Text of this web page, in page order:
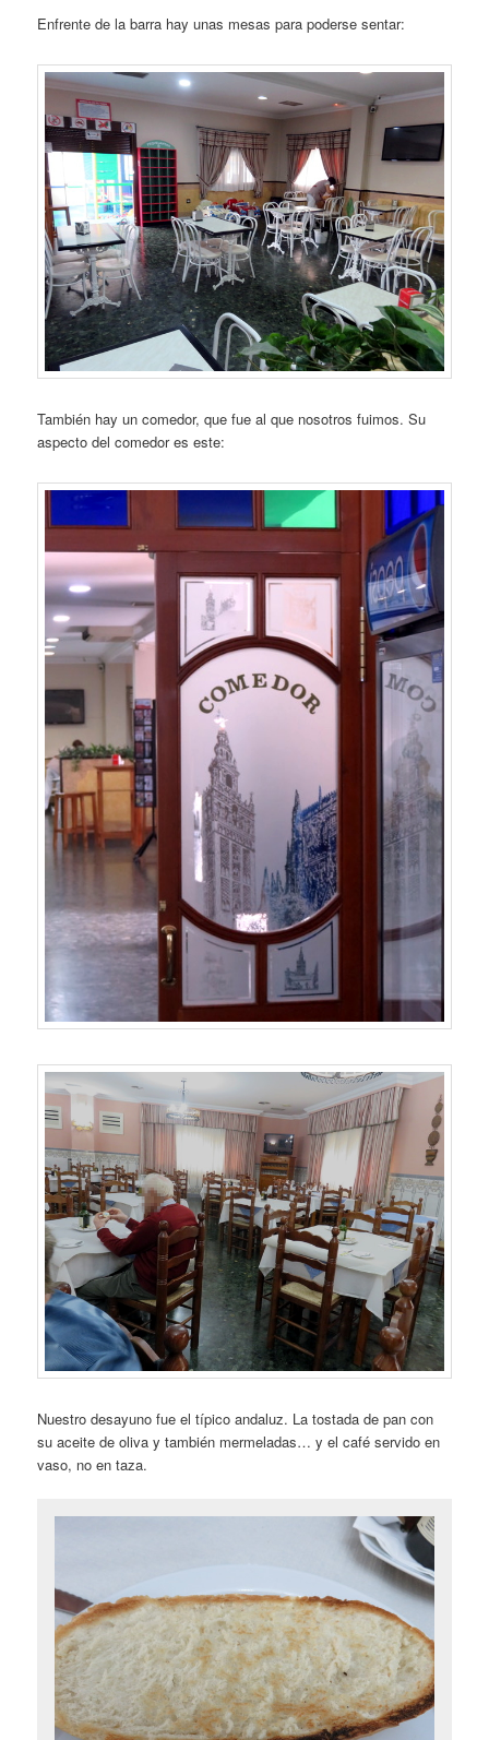
Enfrente de la barra hay unas mesas para poderse sentar:
También hay un comedor, que fue al que nosotros fuimos. Su
aspecto del comedor es este:
Nuestro desayuno fue el típico andaluz. La tostada de pan con
su aceite de oliva y también mermeladas… y el café servido en
vaso, no en taza.